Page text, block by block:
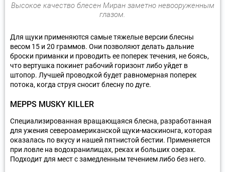
Высокое качество блесен Миран заметно невооруженным
глазом.
Для щуки применяются самые тяжелые версии блесны
весом 15 и 20 граммов. Они позволяют делать дальние
броски приманки и проводить ее поперек течения, не боясь,
что вертушка покинет рабочий горизонт либо уйдет в
штопор. Лучшей проводкой будет равномерная поперек
потока, когда струя сносит блесну по дуге.
MEPPS MUSKY KILLER
Специализированная вращающаяся блесна, разработанная
для ужения североамериканской щуки-маскинонга, которая
оказалась по вкусу и нашей пятнистой бестии. Применяется
при ловле на водохранилищах, реках и больших озерах.
Подходит для мест с замедленным течением либо без него.